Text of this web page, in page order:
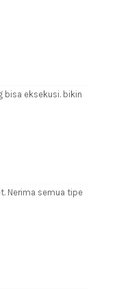
bisa eksekusi. bikin
Nerima semua tipe